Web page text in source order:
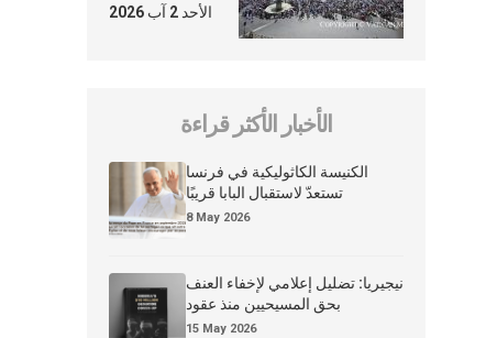
الأحد 2 آب 2026
الأخبار الأكثر قراءة
الكنيسة الكاثوليكية في فرنسا
تستعدّ لاستقبال البابا قريبًا
8 May 2026
نيجيريا: تضليل إعلامي لإخفاء العنف
بحق المسيحيين منذ عقود
15 May 2026